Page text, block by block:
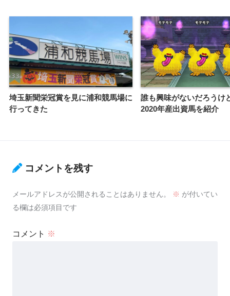
埼玉新聞栄冠賞を見に浦和競馬場に
行ってきた
誰も興味がないだろうけ
2020年産出資馬を紹介
コメントを残す
メールアドレスが公開されることはありません。 ※ が付いてい
る欄は必須項目です
コメント ※